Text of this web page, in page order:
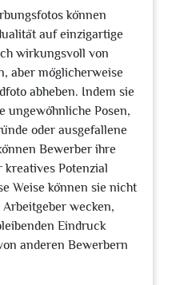
können
auf einzigartige
wirkungsvoll von
aber möglicherweise
abheben. Indem sie
ungewöhnliche Posen,
oder ausgefallene
Bewerber ihre
kreatives Potenzial
Weise können sie nicht
wecken,
Eindruck
anderen Bewerbern